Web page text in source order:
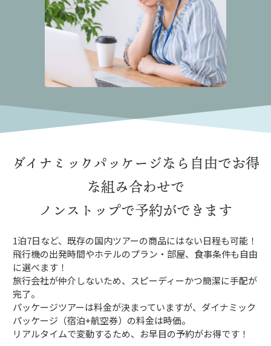
ダイナミックパッケージなら 自由でお得
な組み合わせで
ノンストップで予約ができます
1泊7日など、既存の国内ツアーの商品にはない日程も可能！
飛行機の出発時間やホテルのプラン・部屋、食事条件も自由
に選べます！
旅行会社が仲介しないため、スピーディーかつ簡潔に手配が
完了。
パッケージツアーは料金が決まっていますが、ダイナミック
パッケージ（宿泊+航空券）の料金は時価。
リアルタイムで変動するため、お早目の予約がお得です！